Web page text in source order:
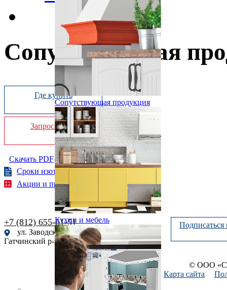
Сопутствующая продукция
Кухни и мебель
Сопутствующая
Где купить
Запрос online
Скачать PDF
Сроки изотовления
Акции и предложения
+7 (812) 655-61-51
ул. Заводская, 9, корп. 2, г.п. Сиверский,
Гатчинский р-н, Ленинградская обл., Россия
Подписаться
© ООО
Карта сайта